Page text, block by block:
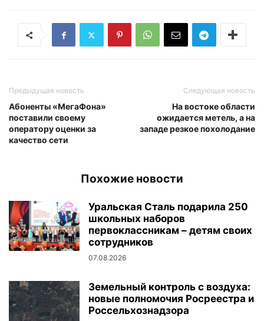
Предыдущая новость
Абоненты «МегаФона»
поставили своему
оператору оценки за
качество сети
Следующая новость
На востоке области
ожидается метель, а на
западе резкое похолодание
Похожие новости
Уральская Сталь подарила 250
школьных наборов
первоклассникам – детям своих
сотрудников
07.08.2026
Земельный контроль с воздуха:
новые полномочия Росреестра и
Россельхознадзора